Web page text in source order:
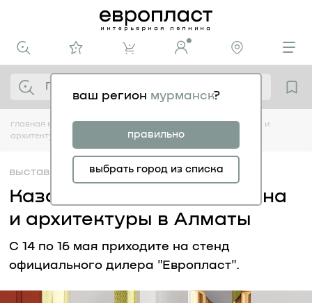
ваш регион мурманск?
правильно
выбрать город из списка
главная медиацентр выставки казахстанские дни дизайна и
архитектуры в алматы
выставки 30.04
Казахстанские дни дизайна
и архитектуры в Алматы
С 14 по 16 мая приходите на стенд
официального дилера "Европласт".